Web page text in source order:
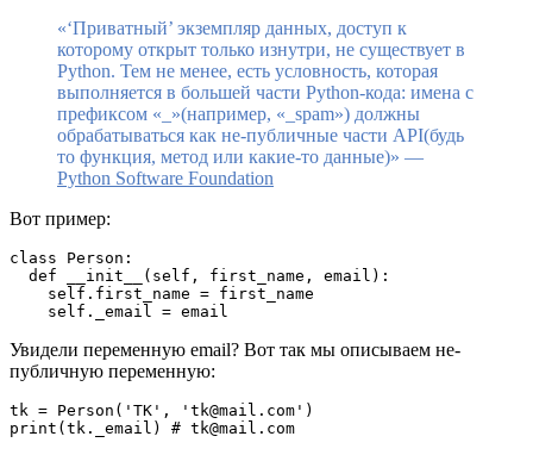
«‘Приватный’ экземпляр данных, доступ к
которому открыт только изнутри, не существует в
Python. Тем не менее, есть условность, которая
выполняется в большей части Python-кода: имена с
префиксом «_»(например, «_spam») должны
обрабатываться как не-публичные части API(будь
то функция, метод или какие-то данные)» —
Python Software Foundation
Вот пример:
class Person:
  def __init__(self, first_name, email):
    self.first_name = first_name
Увидели переменную email? Вот так мы описываем не-
публичную переменную:
tk = Person('TK', 'tk@mail.com')